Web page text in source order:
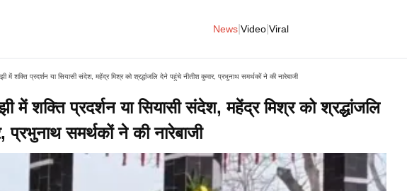
News Video Viral
में शक्ति प्रदर्शन या सियासी संदेश, महेंद्र मिश्र को श्रद्धांजलि देने पहुंचे नीतीश कुमार, प्रभुनाथ समर्थकों ने की नारेबाजी
शक्ति प्रदर्शन या सियासी संदेश, महेंद्र मिश्र को श्रद्धांजलि
समर्थकों ने की नारेबाजी